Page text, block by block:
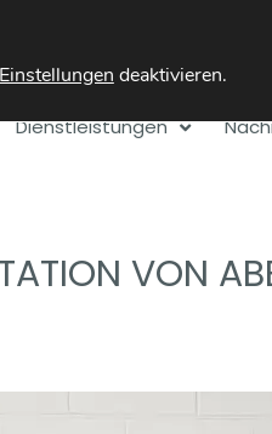
Dienstleistungen
VON
Einstellungen deaktivieren.